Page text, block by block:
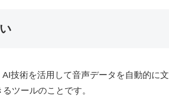
技術を活用して音声データを自動的に文
ツールのことです。